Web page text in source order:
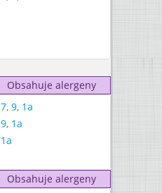
Obsahuje alergeny
7, 9, 1a
9, 1a
1a
Obsahuje alergeny